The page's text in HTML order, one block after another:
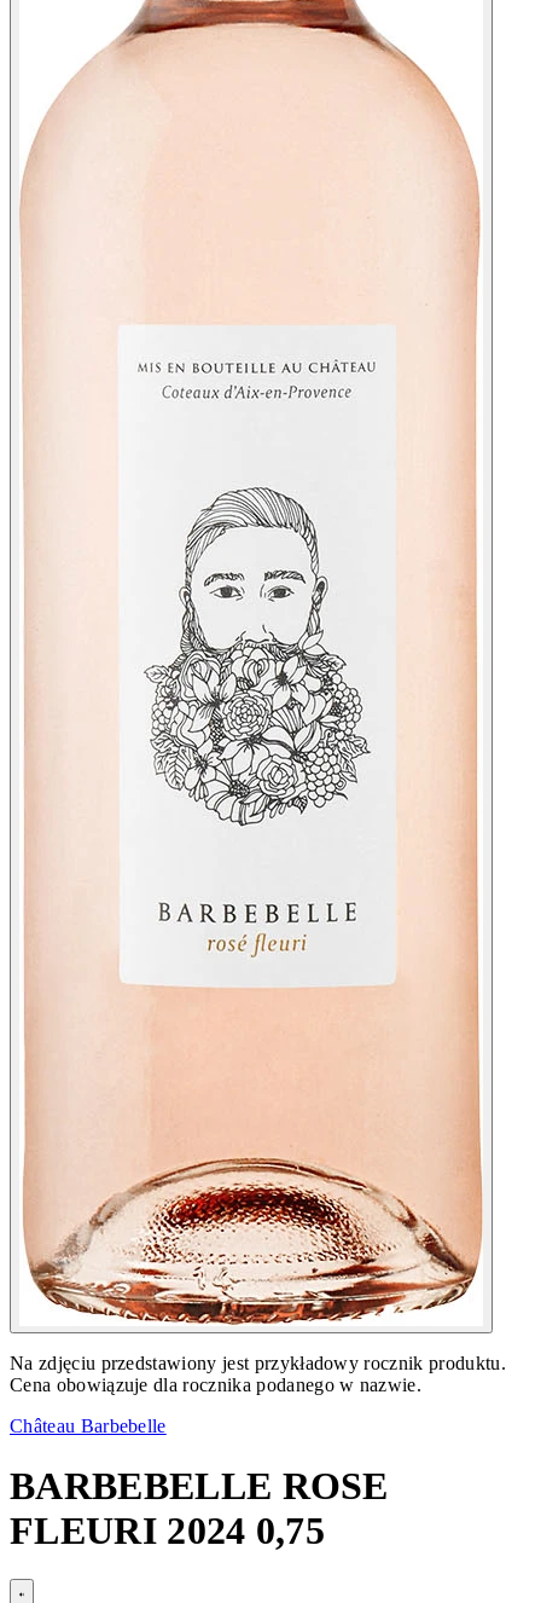
Na zdjęciu przedstawiony jest przykładowy rocznik produktu.
Cena obowiązuje dla rocznika podanego w nazwie.
Château Barbebelle
BARBEBELLE ROSE
FLEURI 2024 0,75